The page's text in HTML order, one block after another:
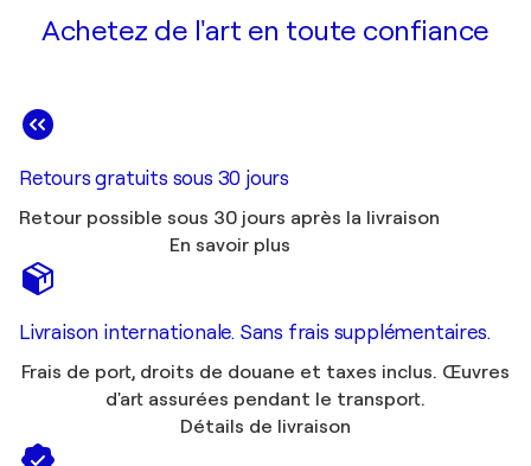
Achetez de l'art en toute confiance
Retours gratuits sous 30 jours
Retour possible sous 30 jours après la livraison
En savoir plus
Livraison internationale. Sans frais supplémentaires.
Frais de port, droits de douane et taxes inclus. Œuvres
d'art assurées pendant le transport.
Détails de livraison